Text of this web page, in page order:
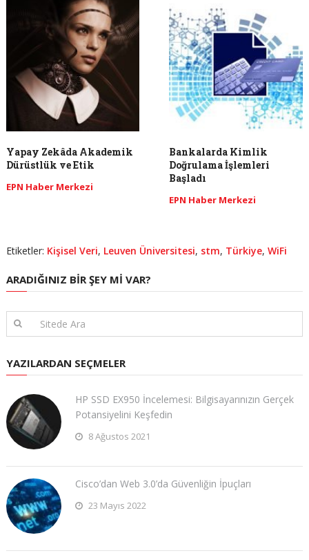
Yapay Zekâda Akademik
Dürüstlük ve Etik
EPN Haber Merkezi
Bankalarda Kimlik
Doğrulama İşlemleri
Başladı
EPN Haber Merkezi
Etiketler: Kişisel Veri, Leuven Üniversitesi, stm, Türkiye, WiFi
ARADIĞINIZ BIR ŞEY MI VAR?
YAZILARDAN SEÇMELER
HP SSD EX950 İncelemesi: Bilgisayarınızın Gerçek
Potansiyelini Keşfedin
8 Ağustos 2021
Cisco’dan Web 3.0’da Güvenliğin İpuçları
23 Mayıs 2022